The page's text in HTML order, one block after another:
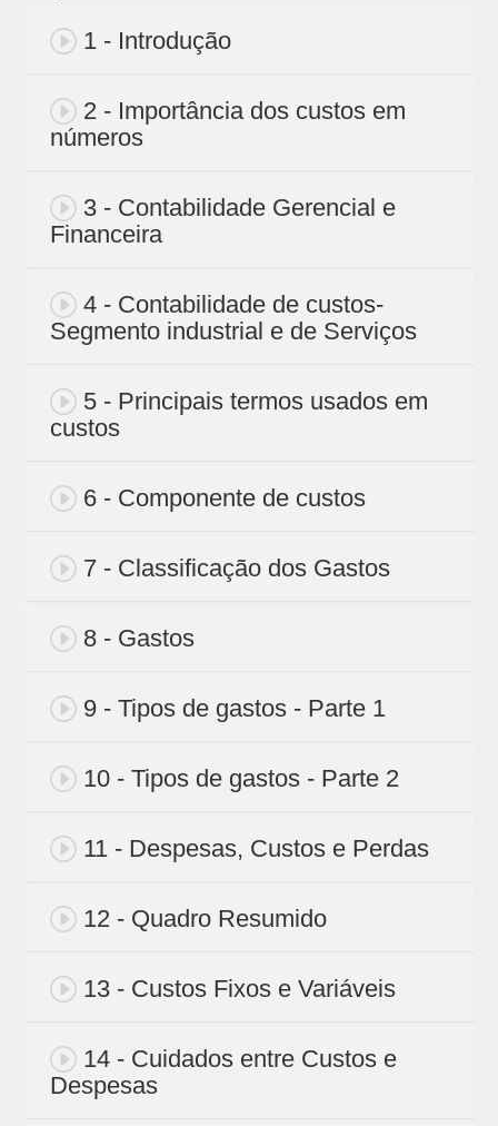
1 - Introdução
2 - Importância dos custos em
números
3 - Contabilidade Gerencial e
Financeira
4 - Contabilidade de custos-
Segmento industrial e de Serviços
5 - Principais termos usados em
custos
6 - Componente de custos
7 - Classificação dos Gastos
8 - Gastos
9 - Tipos de gastos - Parte 1
10 - Tipos de gastos - Parte 2
11 - Despesas, Custos e Perdas
12 - Quadro Resumido
13 - Custos Fixos e Variáveis
14 - Cuidados entre Custos e
Despesas